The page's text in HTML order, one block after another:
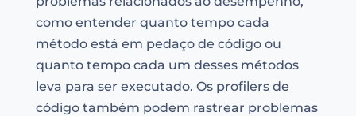
como entender quanto tempo cada
método está em pedaço de código ou
quanto tempo cada um desses métodos
leva para ser executado. Os profilers de
código também podem rastrear problemas